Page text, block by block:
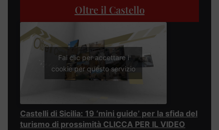
Oltre il Castello
Fai clic per accettare i
cookie per questo servizio
Castelli di Sicilia: 19 ‘mini guide’ per la sfida del
turismo di prossimità CLICCA PER IL VIDEO